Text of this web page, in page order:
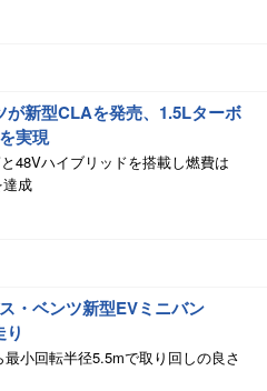
が新型CLAを発売、1.5Lターボ
実現
48Vハイブリッドを搭載し燃費は
成
・ベンツ新型EVミニバン
り
小回転半径5.5mで取り回しの良さ